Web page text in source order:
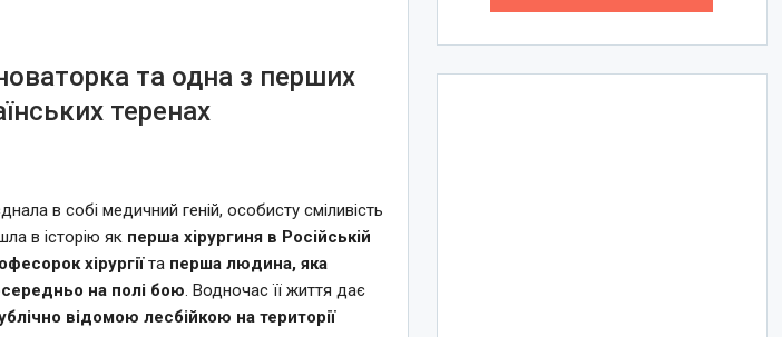
та одна з перших
теренах
в собі медичний геній, особисту сміливість
в історію як перша хірургиня в Російській
хірургіїта перша людина, яка
на полі бою. Водночас її життя дає
відомою лесбійкою на території